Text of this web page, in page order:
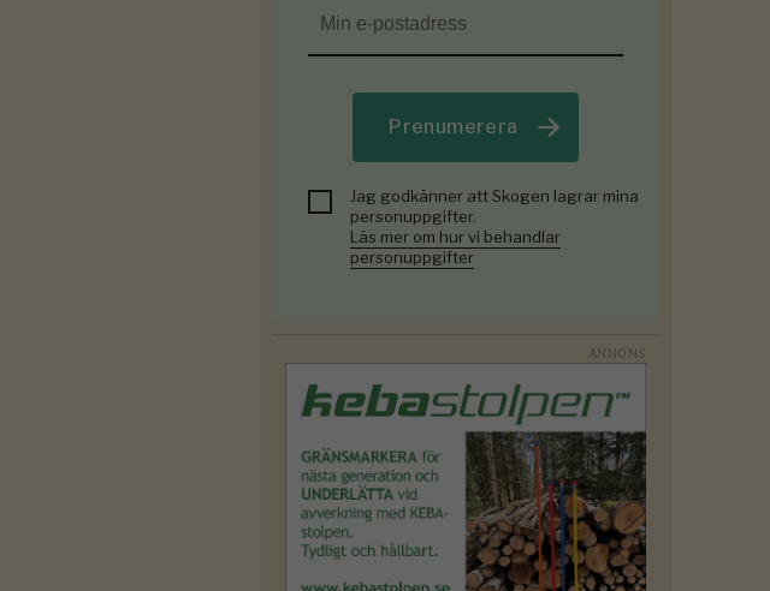
Prenumerera
Jag godkänner att Skogen lagrar mina
personuppgifter.
Läs mer om hur vi behandlar
personuppgifter